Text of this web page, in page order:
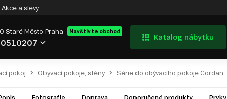
Akce a slevy
Staré Město Praha Navštivte obchod
Katalog nábytku
pokoj Obývací pokoje, stěny Série do obývacího pokoje Cordan
Fotografie Doprava Doporučené produkty Prvky